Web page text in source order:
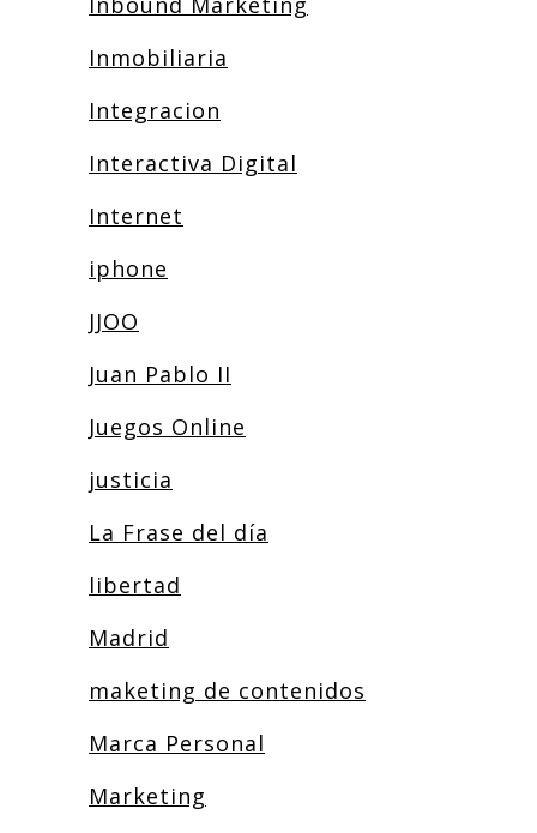
Inmobiliaria
Integracion
Interactiva Digital
Internet
iphone
JJOO
Juan Pablo II
Juegos Online
justicia
La Frase del día
libertad
Madrid
maketing de contenidos
Marca Personal
Marketing